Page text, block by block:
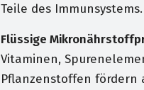
Teile des Immunsystems.
Flüssige
Vitaminen,
Pflanzenstoffen fördern